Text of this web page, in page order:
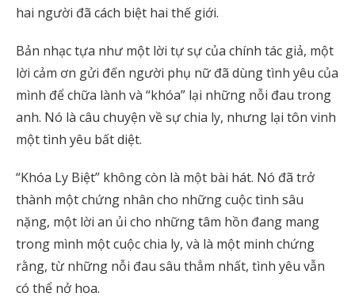
hai người đã cách biệt hai thế giới.
Bản nhạc tựa như một lời tự sự của chính tác giả, một
lời cảm ơn gửi đến người phụ nữ đã dùng tình yêu của
mình để chữa lành và “khóa” lại những nỗi đau trong
anh. Nó là câu chuyện về sự chia ly, nhưng lại tôn vinh
một tình yêu bất diệt.
“Khóa Ly Biệt” không còn là một bài hát. Nó đã trở
thành một chứng nhân cho những cuộc tình sâu
nặng, một lời an ủi cho những tâm hồn đang mang
trong mình một cuộc chia ly, và là một minh chứng
rằng, từ những nỗi đau sâu thẳm nhất, tình yêu vẫn
có thể nở hoa.